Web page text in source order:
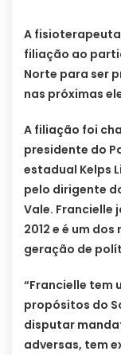
A fisioterapeuta
filiação ao
Norte para ser
nas próximas
A filiação foi
presidente do
estadual Kelps
pelo dirigente
Vale. Francielle
2012 e é um
geração de
“Francielle tem
propósitos do
disputar
adversas, tem